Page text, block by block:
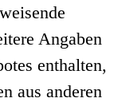
Angaben
enthalten,
aus anderen